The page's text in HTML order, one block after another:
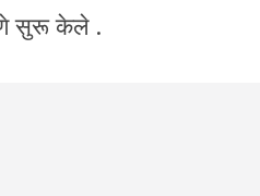
सुरू केले .